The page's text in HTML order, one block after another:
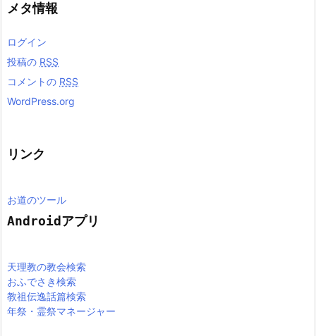
メタ情報
ログイン
投稿の RSS
コメントの RSS
WordPress.org
リンク
お道のツール
Androidアプリ
天理教の教会検索
おふでさき検索
教祖伝逸話篇検索
年祭・霊祭マネージャー